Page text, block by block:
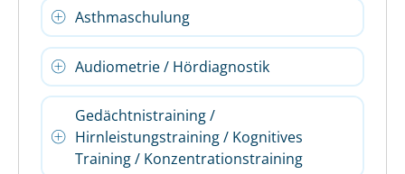
Asthmaschulung
Audiometrie / Hördiagnostik
Gedächtnistraining /
Hirnleistungstraining / Kognitives
Training / Konzentrationstraining